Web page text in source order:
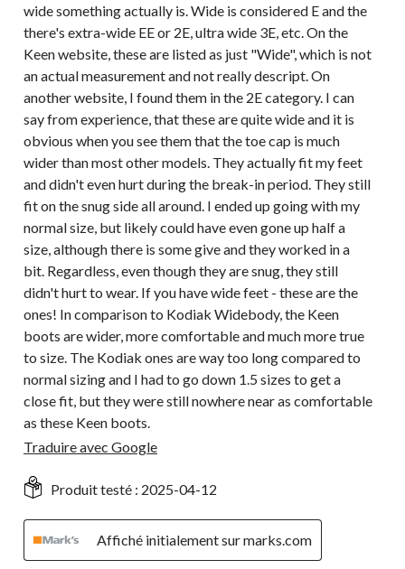
wide something actually is. Wide is considered E and the
there's extra-wide EE or 2E, ultra wide 3E, etc. On the
Keen website, these are listed as just "Wide", which is not
an actual measurement and not really descript. On
another website, I found them in the 2E category. I can
say from experience, that these are quite wide and it is
obvious when you see them that the toe cap is much
wider than most other models. They actually fit my feet
and didn't even hurt during the break-in period. They still
fit on the snug side all around. I ended up going with my
normal size, but likely could have even gone up half a
size, although there is some give and they worked in a
bit. Regardless, even though they are snug, they still
didn't hurt to wear. If you have wide feet - these are the
ones! In comparison to Kodiak Widebody, the Keen
boots are wider, more comfortable and much more true
to size. The Kodiak ones are way too long compared to
normal sizing and I had to go down 1.5 sizes to get a
close fit, but they were still nowhere near as comfortable
as these Keen boots.
Traduire avec Google
Produit testé : 2025-04-12
Affiché initialement sur marks.com